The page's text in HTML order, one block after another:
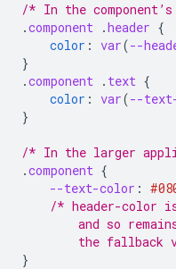
/* In the
.component .header {
color : var(--
}
.component . text {
color : var(--
}
/* In the larger
.component {
--text-color :
/* header-color
and so
the fallback
}